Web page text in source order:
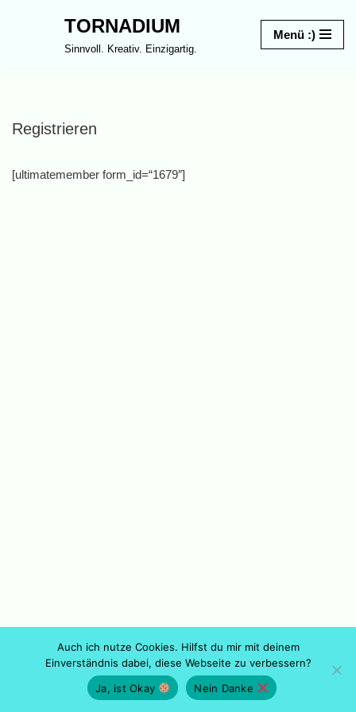
TORNADIUM
Sinnvoll. Kreativ. Einzigartig.
Menü :)
Registrieren
[ultimatemember form_id=“1679″]
| Präsentiert vonWordPress
Auch ich nutze Cookies. Hilfst du mir mit deinem
Einverständnis dabei, diese Webseite zu verbessern?
Ja, ist Okay
Nein Danke